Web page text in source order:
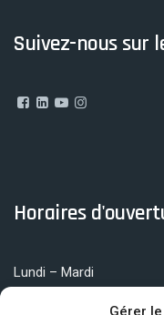
Gérer
Suivez-nous sur
Horaires
Lundi – Mardi